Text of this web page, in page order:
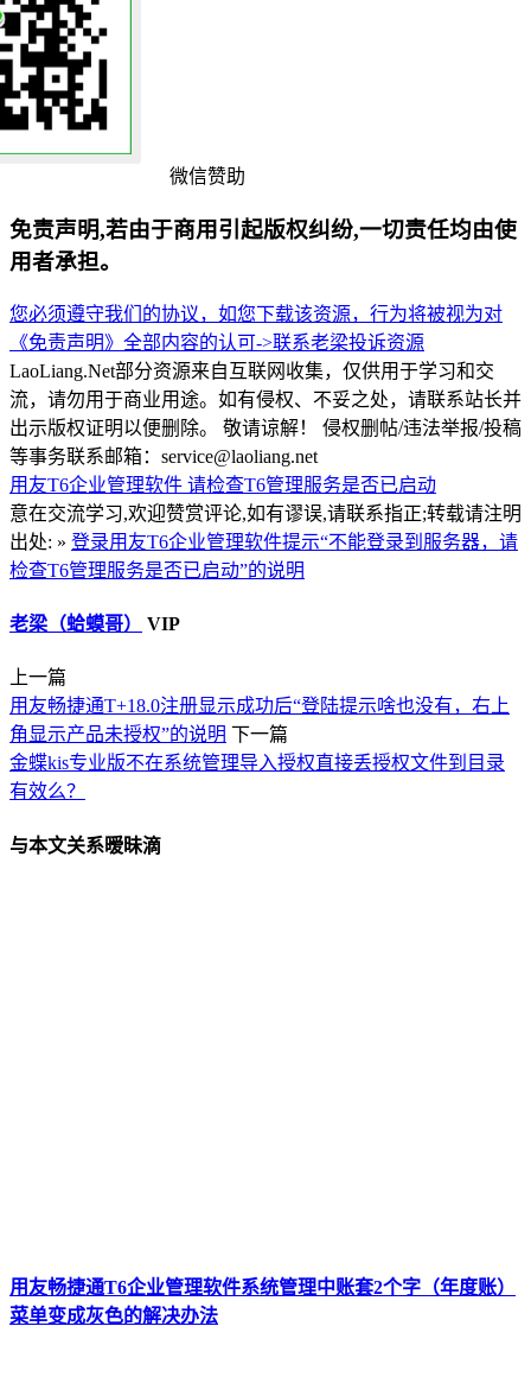
微信赞助
免责声明,若由于商用引起版权纠纷,一切责任均由使
用者承担。
您必须遵守我们的协议，如您下载该资源，行为将被视为对
《免责声明》全部内容的认可->联系老梁投诉资源
LaoLiang.Net部分资源来自互联网收集，仅供用于学习和交
流，请勿用于商业用途。如有侵权、不妥之处，请联系站长并
出示版权证明以便删除。 敬请谅解！ 侵权删帖/违法举报/投稿
等事务联系邮箱：service@laoliang.net
用友T6企业管理软件 请检查T6管理服务是否已启动
意在交流学习,欢迎赞赏评论,如有谬误,请联系指正;转载请注明
出处: » 登录用友T6企业管理软件提示“不能登录到服务器，请
检查T6管理服务是否已启动”的说明
老梁（蛤蟆哥） VIP
上一篇
用友畅捷通T+18.0注册显示成功后“登陆提示啥也没有，右上
角显示产品未授权”的说明 下一篇
金蝶kis专业版不在系统管理导入授权直接丢授权文件到目录
有效么？
与本文关系暧昧滴
用友畅捷通T6企业管理软件系统管理中账套2个字（年度账）
菜单变成灰色的解决办法